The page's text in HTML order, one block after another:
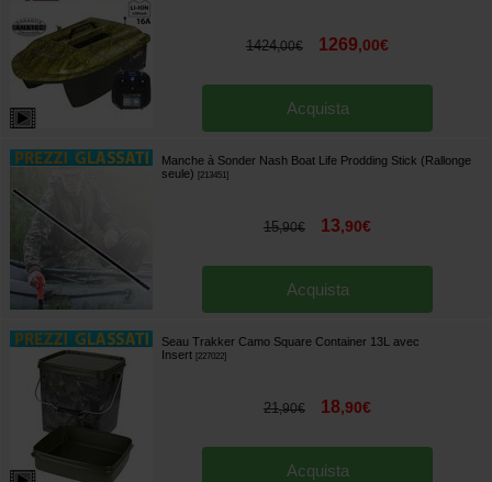
1424,00€ 1269,00€
Acquista
Manche à Sonder Nash Boat Life Prodding Stick (Rallonge
seule)
213451]
15,90€ 13,90€
Acquista
Seau Trakker Camo Square Container 13L avec
Insert
227022]
21,90€ 18,90€
Acquista